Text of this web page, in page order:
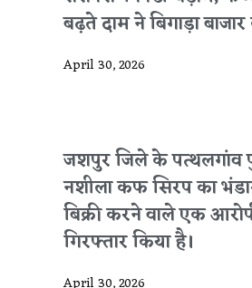
बढ़ते दाम ने बिगाड़ा
April 30, 2026
जशपुर जिले के पत्थलगांव
नशीला कफ सिरप का
बिक्री करने वाले एक
गिरफ्तार किया है।